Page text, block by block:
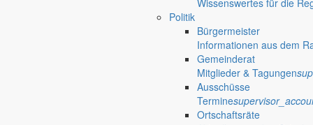
Wissenswertes für die
Politik
Bürgermeister
Informationen aus dem
Gemeinderat
Mitglieder & Tagungen
Ausschüsse
Termine
Ortschaftsräte
Geschichte der Gemeinde Markersdorfrestore
Kultur / Religion / Landleben
Traditionspflege bäuerlichen Lebensphoto_camera
Pfarrgemeinde & Ansprechpartner
Ansprechpartner & Neuigkeiten von den